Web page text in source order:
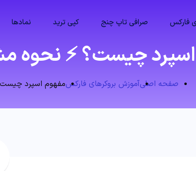
فارکس صرافی تاپ چنج کپی ترید نمادها
چیست؟ ⚡️ نحوه
صفحه اصلیآموزش بروکرهای فارکسمفهوم اسپرد